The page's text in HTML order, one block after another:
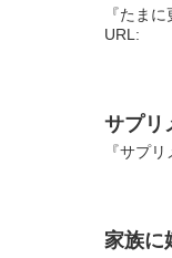
『たま
URL:
サプリ
『サプ
家族に